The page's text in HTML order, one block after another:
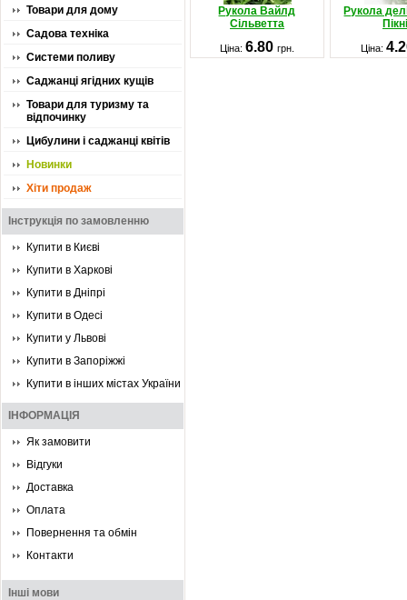
Товари для дому
Садова техніка
Системи поливу
Саджанці ягідних кущів
Товари для туризму та
відпочинку
Цибулини і саджанці квітів
Новинки
Хіти продаж
Інструкція по замовленню
Купити в Києві
Купити в Харкові
Купити в Дніпрі
Купити в Одесі
Купити у Львові
Купити в Запоріжжі
Купити в інших містах України
ІНФОРМАЦІЯ
Як замовити
Відгуки
Доставка
Оплата
Повернення та обмін
Контакти
Інші мови
Рукола Вайлд
Сільветта
Рукола
Ціна: 6.80 грн. Ціна: